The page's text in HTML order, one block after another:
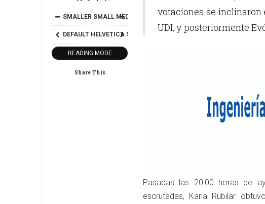
SMALLER SMALL MEDIUM BIGGER
DEFAULT HELVETICA SEGOE TIMES
READING MODE
Share This
votaciones se inclinaron
UDI, y posteriormente
Pasadas las 20:00 horas de
escrutadas, Karla Rubilar